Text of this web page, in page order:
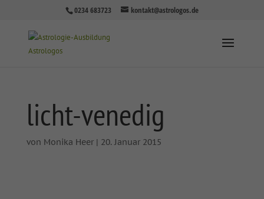
0234 683723 kontakt@astrologos.de
licht-venedig
von Monika Heer| 20. Januar 2015